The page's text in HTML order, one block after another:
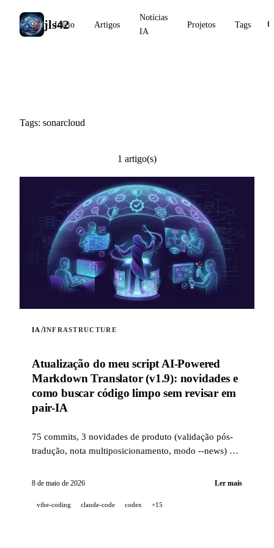
jls42
Início Artigos
Notícias
IA
Projetos Tags
Tags: sonarcloud
1 artigo(s)
IA /INFRASTRUCTURE
Atualização do meu script AI-Powered
Markdown Translator (v1.9): novidades e
como buscar código limpo sem revisar em
pair-IA
75 commits, 3 novidades de produto (validação pós-
tradução, nota multiposicionamento, modo --news) e
testes, revisão de PR assistida por IA) para buscar
desenvolvido em pair-IA.
8 de maio de 2026 Ler mais
vibe-coding claude-code codex +15